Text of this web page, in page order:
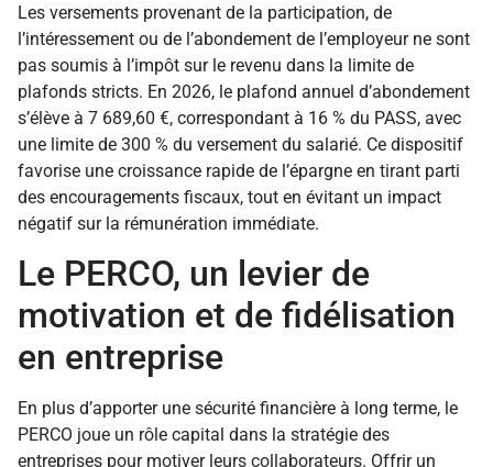
Les versements provenant de la participation, de
l’intéressement ou de l’abondement de l’employeur ne sont
pas soumis à l’impôt sur le revenu dans la limite de
plafonds stricts. En 2026, le plafond annuel d’abondement
s’élève à 7 689,60 €, correspondant à 16 % du PASS, avec
une limite de 300 % du versement du salarié. Ce dispositif
favorise une croissance rapide de l’épargne en tirant parti
des encouragements fiscaux, tout en évitant un impact
négatif sur la rémunération immédiate.
Le PERCO, un levier de
motivation et de fidélisation
en entreprise
En plus d’apporter une sécurité financière à long terme, le
PERCO joue un rôle capital dans la stratégie des
entreprises pour motiver leurs collaborateurs. Offrir un